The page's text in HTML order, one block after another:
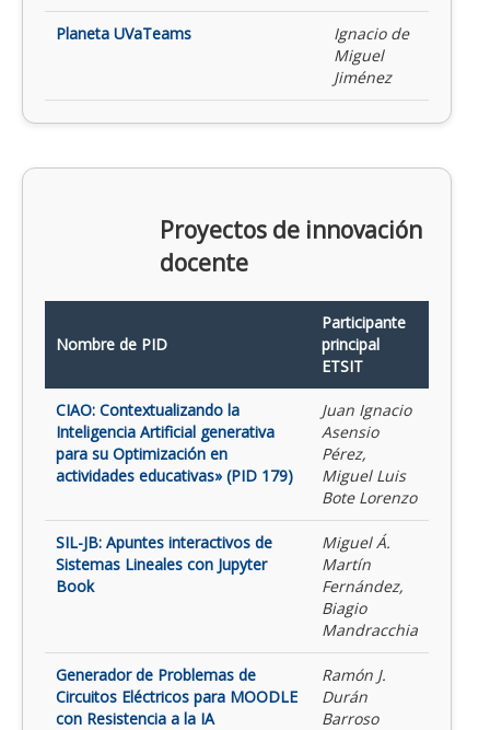
Planeta UVaTeams
Ignacio de
Miguel
Jiménez
Proyectos de innovación
docente
Nombre de PID
Participante
principal
ETSIT
CIAO: Contextualizando la
Inteligencia Artificial generativa
para su Optimización en
actividades educativas» (PID 179)
Juan Ignacio
Asensio
Pérez,
Miguel Luis
Bote Lorenzo
SIL-JB: Apuntes interactivos de
Sistemas Lineales con Jupyter
Book
Miguel Á.
Martín
Fernández,
Biagio
Mandracchia
Generador de Problemas de
Circuitos Eléctricos para MOODLE
con Resistencia a la IA
Ramón J.
Durán
Barroso